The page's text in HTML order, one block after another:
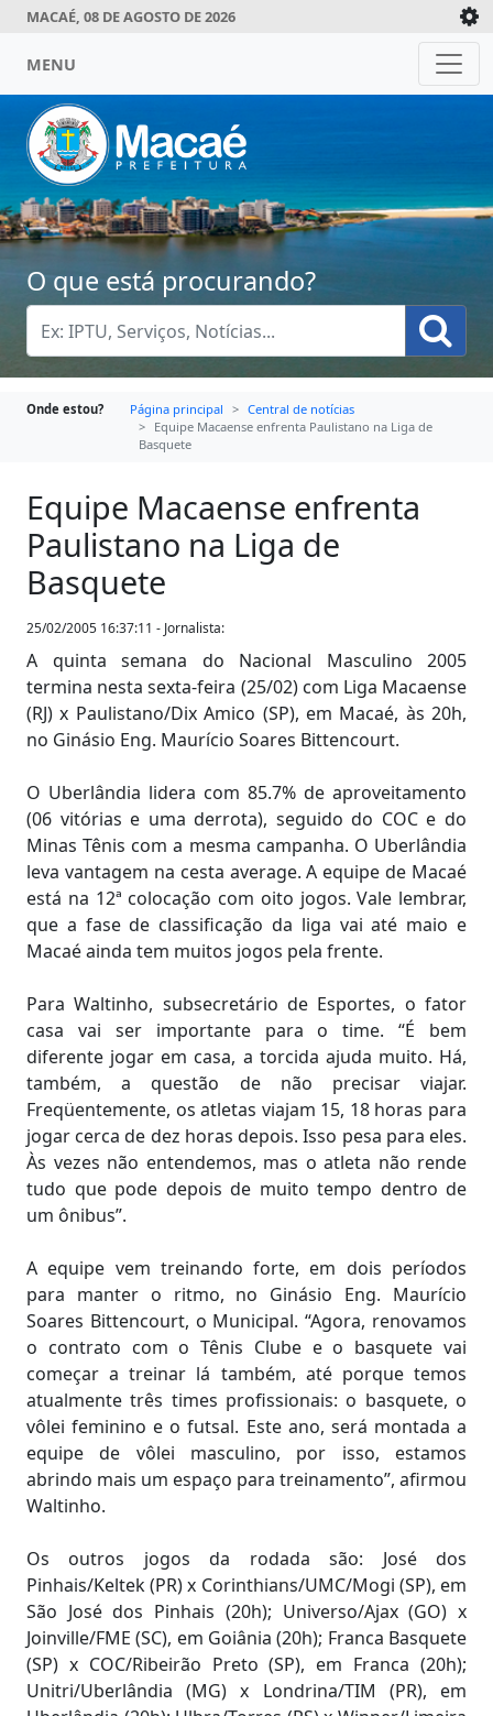
MACAÉ, 08 DE AGOSTO DE 2026
MENU
O que está procurando?
Onde estou? Página principal
Central de notícias
Equipe Macaense enfrenta Paulistano na Liga de
Basquete
Equipe Macaense enfrenta
Paulistano na Liga de
Basquete
25/02/2005 16:37:11 - Jornalista:
A quinta semana do Nacional Masculino 2005
termina nesta sexta-feira (25/02) com Liga Macaense
(RJ) x Paulistano/Dix Amico (SP), em Macaé, às 20h,
no Ginásio Eng. Maurício Soares Bittencourt.
O Uberlândia lidera com 85.7% de aproveitamento
(06 vitórias e uma derrota), seguido do COC e do
Minas Tênis com a mesma campanha. O Uberlândia
leva vantagem na cesta average. A equipe de Macaé
está na 12ª colocação com oito jogos. Vale lembrar,
que a fase de classificação da liga vai até maio e
Macaé ainda tem muitos jogos pela frente.
Para Waltinho, subsecretário de Esportes, o fator
casa vai ser importante para o time. “É bem
diferente jogar em casa, a torcida ajuda muito. Há,
também, a questão de não precisar viajar.
Freqüentemente, os atletas viajam 15, 18 horas para
jogar cerca de dez horas depois. Isso pesa para eles.
Às vezes não entendemos, mas o atleta não rende
tudo que pode depois de muito tempo dentro de
um ônibus”.
A equipe vem treinando forte, em dois períodos
para manter o ritmo, no Ginásio Eng. Maurício
Soares Bittencourt, o Municipal. “Agora, renovamos
o contrato com o Tênis Clube e o basquete vai
começar a treinar lá também, até porque temos
atualmente três times profissionais: o basquete, o
vôlei feminino e o futsal. Este ano, será montada a
equipe de vôlei masculino, por isso, estamos
abrindo mais um espaço para treinamento”, afirmou
Waltinho.
Os outros jogos da rodada são: José dos
Pinhais/Keltek (PR) x Corinthians/UMC/Mogi (SP), em
São José dos Pinhais (20h); Universo/Ajax (GO) x
Joinville/FME (SC), em Goiânia (20h); Franca Basquete
(SP) x COC/Ribeirão Preto (SP), em Franca (20h);
Unitri/Uberlândia (MG) x Londrina/TIM (PR), em